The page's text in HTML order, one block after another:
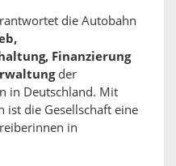
die Autobahn
Finanzierung
der
in Deutschland. Mit
ist die Gesellschaft eine
in